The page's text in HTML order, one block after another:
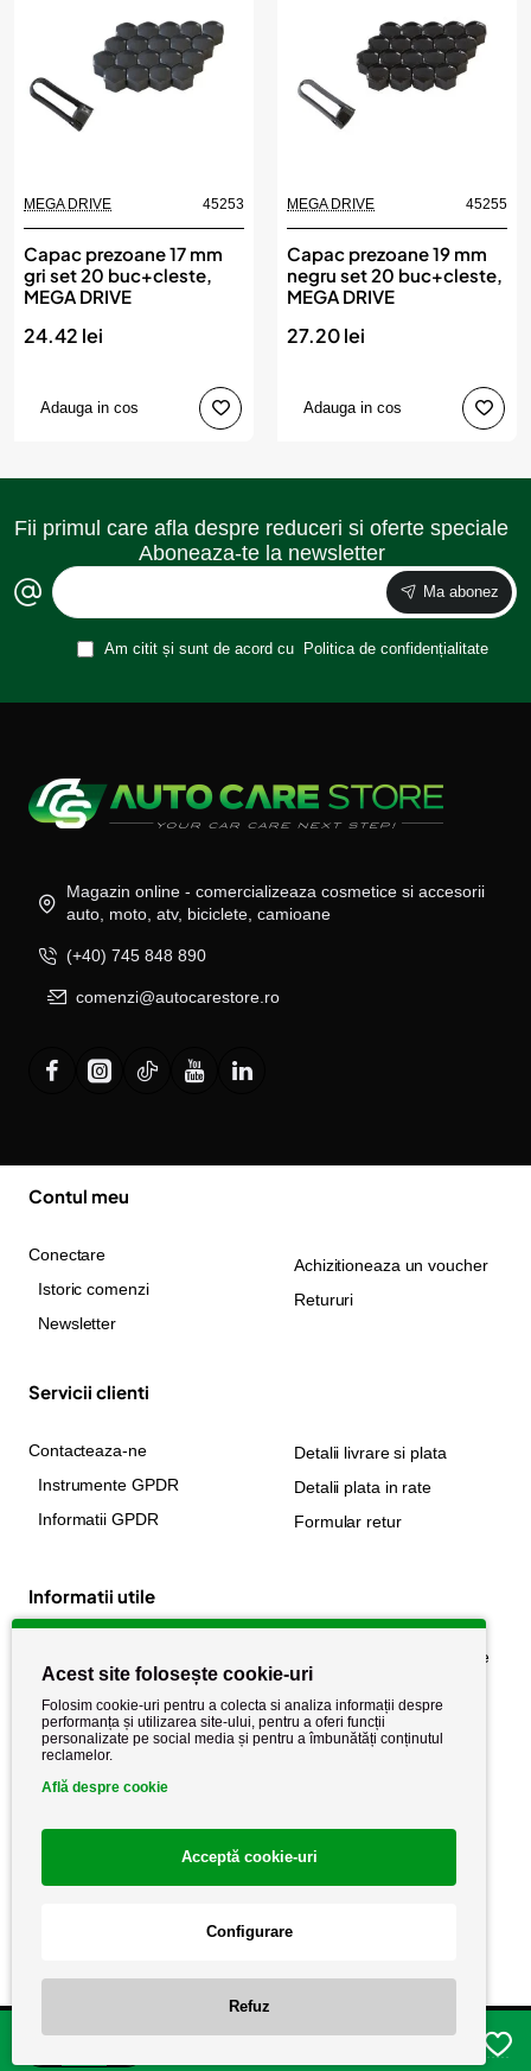
MEGA DRIVE 45253
Capac prezoane 17 mm
gri set 20 buc+cleste,
MEGA DRIVE
24.42 lei
Adauga in cos
MEGA DRIVE 45255
Capac prezoane 19 mm
negru set 20 buc+cleste,
MEGA DRIVE
27.20 lei
Adauga in cos
Fii primul care afla despre reduceri si oferte speciale
Aboneaza-te la newsletter
Ma abonez
Am citit și sunt de acord cu Politica de confidențialitate
Magazin online - comercializeaza cosmetice si accesorii
auto, moto, atv, biciclete, camioane
(+40) 745 848 890
comenzi@autocarestore.ro
Contul meu
Conectare
Istoric comenzi
Newsletter
Achizitioneaza un voucher
Retururi
Servicii clienti
Contacteaza-ne
Instrumente GPDR
Informatii GPDR
Detalii livrare si plata
Detalii plata in rate
Formular retur
Informatii utile
Politica de cookie
Politica de confidențialitate
Termeni si conditii
Acest site folosește cookie-uri
Folosim cookie-uri pentru a colecta si analiza informații despre
performanța și utilizarea site-ului, pentru a oferi funcții
personalizate pe social media și pentru a îmbunătăți conținutul
reclamelor.
Află despre cookie
Acceptă cookie-uri
Configurare
Refuz